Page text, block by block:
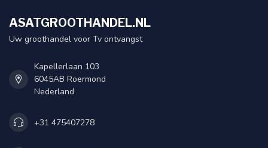
ASATGROOTHANDEL.NL
Uw groothandel voor Tv ontvangst
Kapellerlaan 103
6045AB Roermond
Nederland
+31 475407278